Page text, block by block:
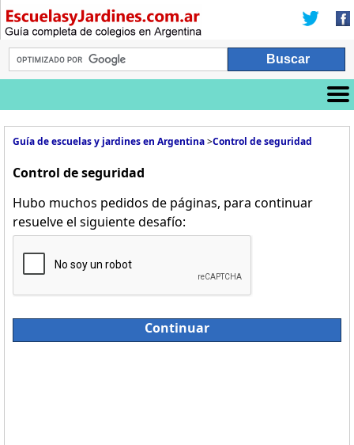
Guía de escuelas y jardines en Argentina>Control de seguridad
Control de seguridad
Hubo muchos pedidos de páginas, para continuar
resuelve el siguiente desafío:
Continuar